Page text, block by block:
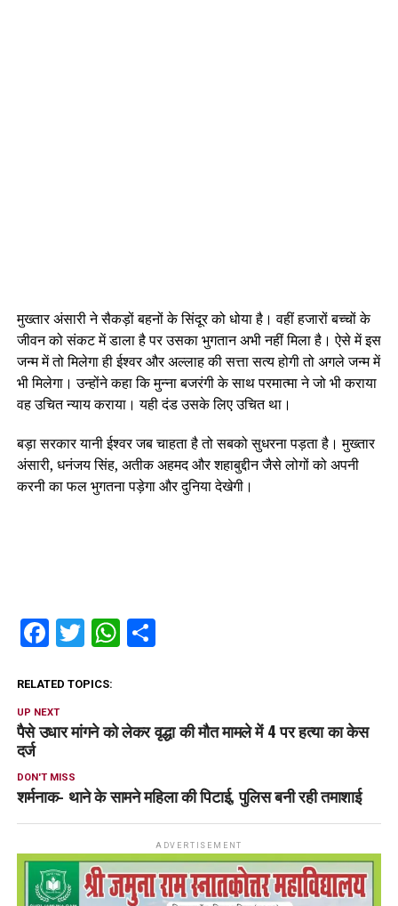
मुख्तार अंसारी ने सैकड़ों बहनों के सिंदूर को धोया है। वहीं हजारों बच्चों के
जीवन को संकट में डाला है पर उसका भुगतान अभी नहीं मिला है। ऐसे में इस
जन्म में तो मिलेगा ही ईश्वर और अल्लाह की सत्ता सत्य होगी तो अगले जन्म में
भी मिलेगा। उन्होंने कहा कि मुन्ना बजरंगी के साथ परमात्मा ने जो भी कराया
वह उचित न्याय कराया। यही दंड उसके लिए उचित था।
बड़ा सरकार यानी ईश्वर जब चाहता है तो सबको सुधरना पड़ता है। मुख्तार
अंसारी, धनंजय सिंह, अतीक अहमद और शहाबुद्दीन जैसे लोगों को अपनी
करनी का फल भुगतना पड़ेगा और दुनिया देखेगी।
Facebook
TwitterWhatsApp
Share
RELATED TOPICS:
UP NEXT
पैसे उधार मांगने को लेकर वृद्धा की मौत मामले में 4 पर हत्या का केस
दर्ज
DON'T MISS
शर्मनाक- थाने के सामने महिला की पिटाई, पुलिस बनी रही तमाशाई
ADVERTISEMENT